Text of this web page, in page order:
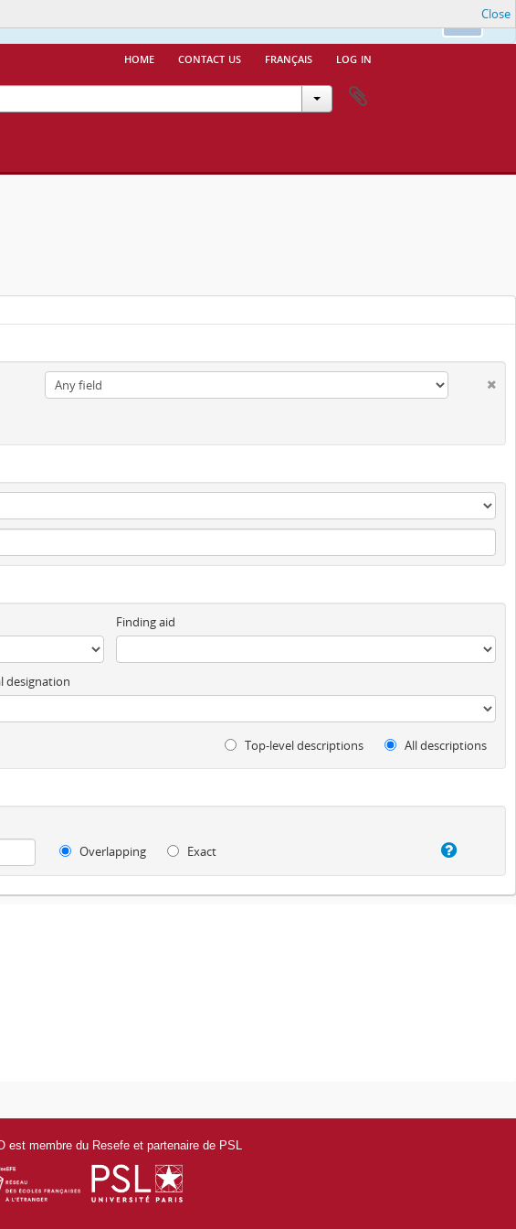
content.
home contact us français log in
Close
Finding aid
designation
Top-level descriptions All descriptions
Overlapping
Exact
est membre du Resefe et partenaire de PSL